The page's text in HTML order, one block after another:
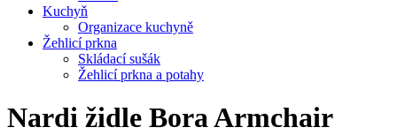
Kuchyň
Organizace kuchyně
Žehlicí prkna
Skládací sušák
Žehlicí prkna a potahy
Nardi židle Bora Armchair